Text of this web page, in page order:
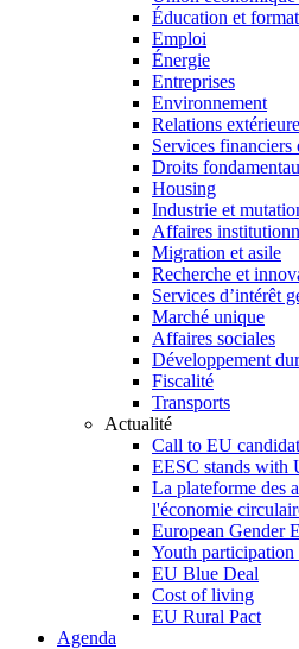
Éducation et
Emploi
Énergie
Entreprises
Environnement
Relations
Services financiers
Droits
Housing
Industrie et
Affaires
Migration et asile
Recherche et
Services d’intérêt
Marché unique
Affaires sociales
Développement
Fiscalité
Transports
Actualité
Call to EU
EESC stands with
La plateforme des
l'économie
European Gender
Youth participation
EU Blue Deal
Cost of living
EU Rural Pact
Agenda